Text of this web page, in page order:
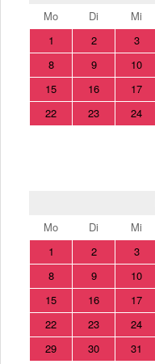
Mo
Di Mi
1
2 3
8
9 10
15
16 17
22
23 24
Mo
Di Mi
1
2 3
8
9 10
15
16 17
22
23 24
29
30 31